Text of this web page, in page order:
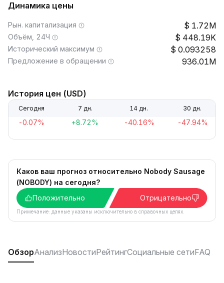
Динамика цены
Рын. капитализация 1.72M
Объём, 24Ч 448.19K
Исторический максимум 0.093258
Предложение в обращении 936.01M
История цен (USD)
Сегодня 7 дн. 14 дн. 30 дн.
-0.07% +8.72% -40.16% -47.94%
Каков ваш прогноз относительно Nobody Sausage
(NOBODY) на сегодня?
Положительно
Отрицательно
Примечание: данные указаны исключительно в справочных целях.
ОбзорАнализНовостиРейтингСоциальные сетиFAQ